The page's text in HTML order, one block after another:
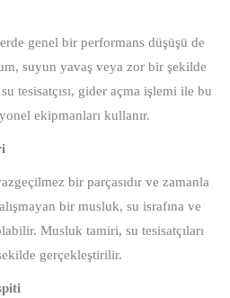
genel bir performans düşüşü de
suyun yavaş veya zor bir şekilde
tesisatçısı, gider açma işlemi ile bu
ekipmanları kullanır.
bir parçasıdır ve zamanla
bir musluk, su israfına ve
Musluk tamiri, su tesisatçıları
gerçekleştirilir.